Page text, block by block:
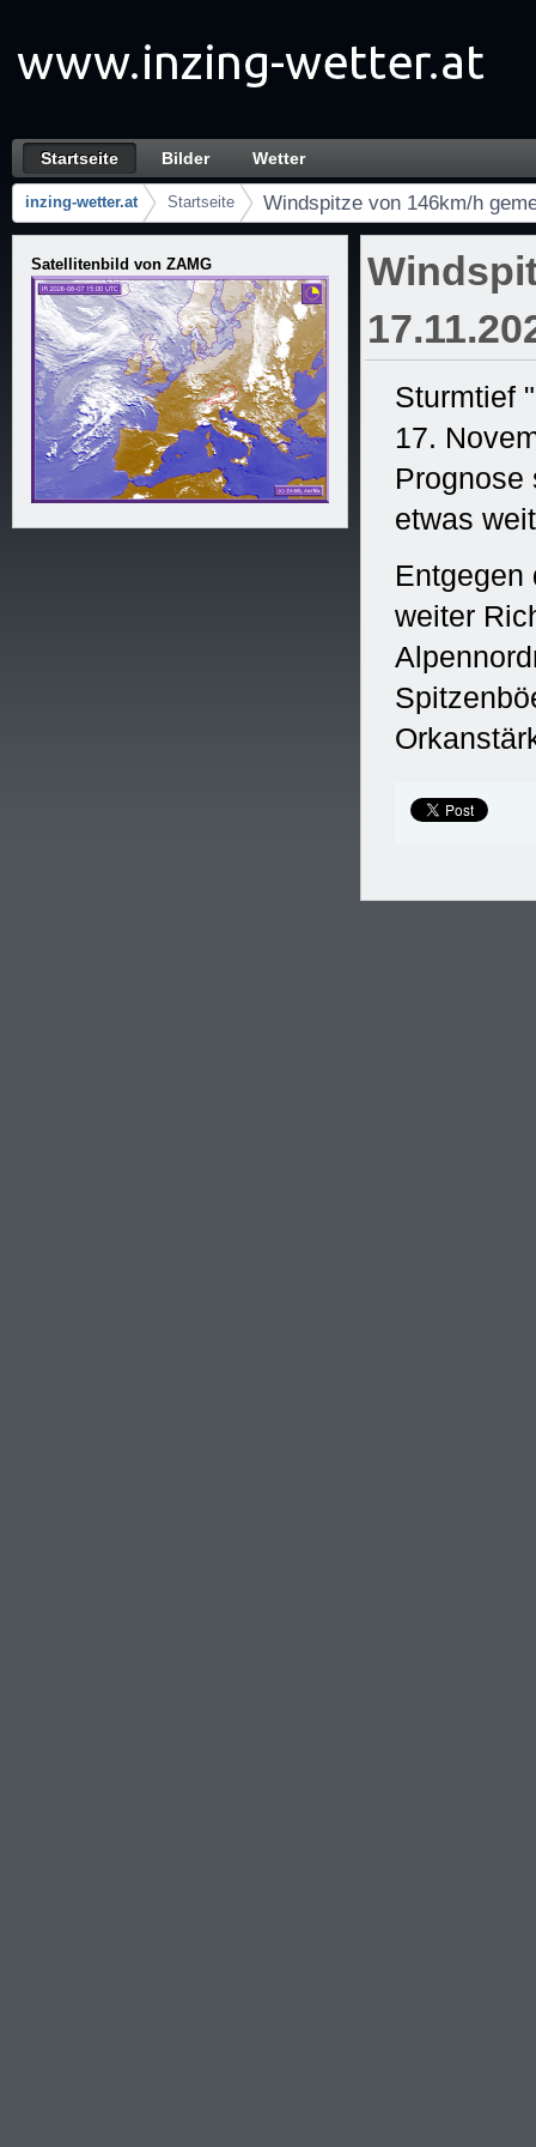
Windspitze von 146km/h gemessen!
Navigation
Startseite Bilder Wetter
Brotkrumen (Wo bin ich?)
inzing-wetter.at Startseite Windspitze von 146km/h
Satellitenbild von ZAMG
Sturmtief
17.
Prognose
etwas
Entgegen
weiter